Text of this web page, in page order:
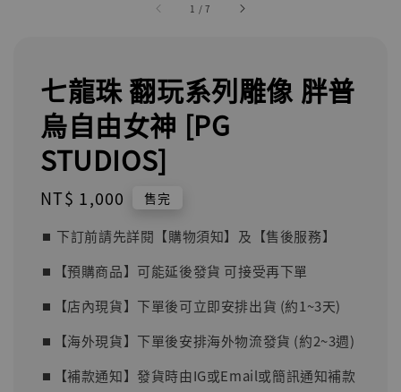
1 /7
七龍珠 翻玩系列雕像 胖普
烏自由女神 [PG
STUDIOS]
Regular
NT$ 1,000 售完
⏹︎ 下訂前請先詳閱【購物須知】及【售後服務】
⏹︎【預購商品】可能延後發貨 可接受再下單
⏹︎【店內現貨】下單後可立即安排出貨 (約1~3天)
⏹︎【海外現貨】下單後安排海外物流發貨 (約2~3週)
⏹︎【補款通知】發貨時由IG或Email或簡訊通知補款